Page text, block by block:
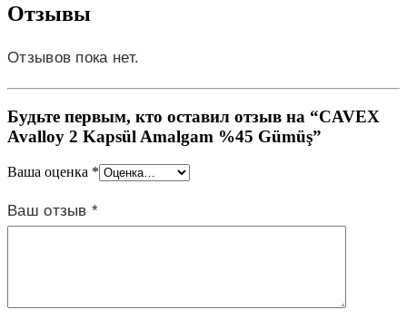
Отзывы
Отзывов пока нет.
Будьте первым, кто оставил отзыв на “CAVEX
Avalloy 2 Kapsül Amalgam %45 Gümüş”
Ваша оценка *
Ваш отзыв*